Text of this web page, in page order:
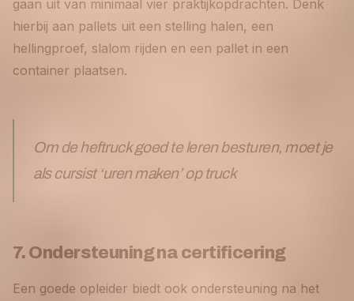
gaan uit van minimaal vier praktijkopdrachten. Denk
hierbij aan pallets uit een stelling halen, een
hellingproef, slalom rijden en een pallet in een
container plaatsen.
Om de heftruck goed te leren besturen, moet je
als cursist ‘uren maken’ op truck
7. Ondersteuning na certificering
Een goede opleider biedt ook ondersteuning na het